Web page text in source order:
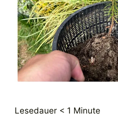
Lesedauer < 1 Minute